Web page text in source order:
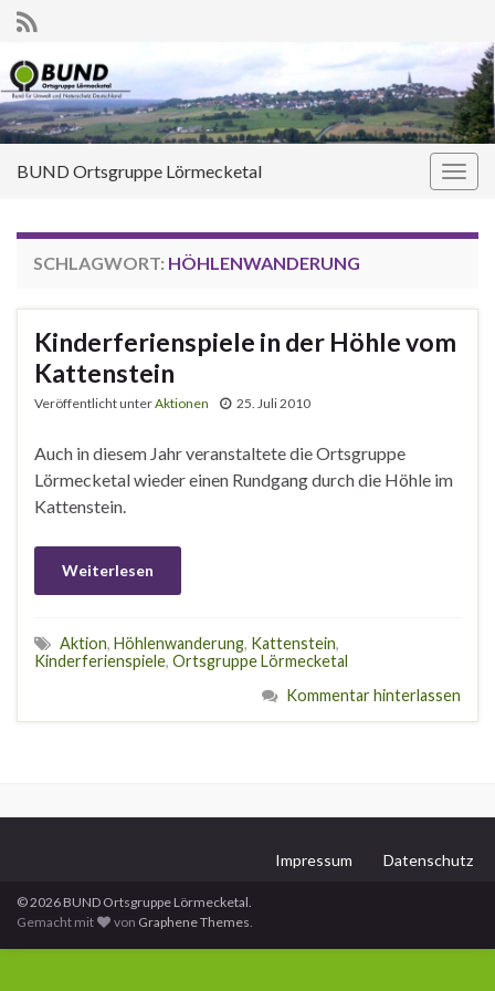
BUND Ortsgruppe Lörmecketal
SCHLAGWORT: HÖHLENWANDERUNG
Kinderferienspiele in der Höhle vom
Kattenstein
Veröffentlicht unterAktionen 25. Juli 2010
Auch in diesem Jahr veranstaltete die Ortsgruppe
Lörmecketal wieder einen Rundgang durch die Höhle im
Kattenstein.
Weiterlesen
Aktion, Höhlenwanderung, Kattenstein,
Kinderferienspiele, Ortsgruppe Lörmecketal
Kommentar hinterlassen
Impressum Datenschutz
© 2026 BUND Ortsgruppe Lörmecketal.
Gemacht mit
von Graphene Themes.